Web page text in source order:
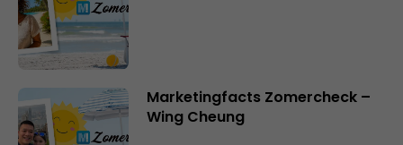
Marketingfacts Zomercheck –
Wing Cheung